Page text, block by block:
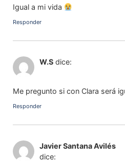
Igual a mi vida
Responder
W.S dice:
Me pregunto si con Clara será
Responder
Javier Santana Avilés
dice: